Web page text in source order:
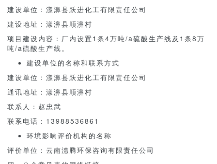
建设单位：漾濞县跃进化工有限责任公司
建设地址：漾濞县顺濞村
项目建设内容：厂内设置1条4万吨/a硫酸生产线及1条8万
吨/a硫酸生产线。
建设单位的名称和联系方式
建设单位：漾濞县跃进化工有限责任公司
通讯地址：漾濞县顺濞村
联系人：赵忠武
联系电话：13988536861
环境影响评价机构的名称
评价单位：云南潓腾环保咨询有限责任公司